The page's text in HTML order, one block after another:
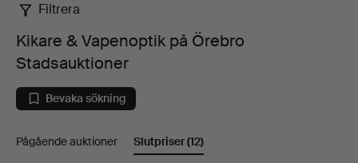
Kikare
Vapenoptik
på
Filtrera
Kikare & Vapenoptik på Örebro
Stadsauktioner
Bevaka sökning
Pågående auktioner Slutpriser(12)